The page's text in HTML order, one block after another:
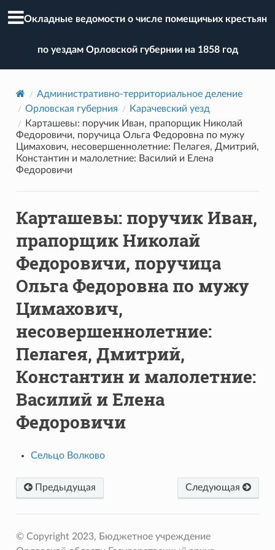
Окладные ведомости о числе помещичьих крестьян
по уездам Орловской губернии на 1858 год
Административно-территориальное деление
Орловская губерния
Карачевский уезд
Карташевы: поручик Иван, прапорщик Николай
Федоровичи, поручица Ольга Федоровна по мужу
Цимахович, несовершеннолетние: Пелагея, Дмитрий,
Константин и малолетние: Василий и Елена
Федоровичи
Карташевы: поручик Иван,
прапорщик Николай
Федоровичи, поручица
Ольга Федоровна по мужу
Цимахович,
несовершеннолетние:
Пелагея, Дмитрий,
Константин и малолетние:
Василий и Елена
Федоровичи
Сельцо Волково
Предыдущая Следующая
© Copyright 2023, Бюджетное учреждение